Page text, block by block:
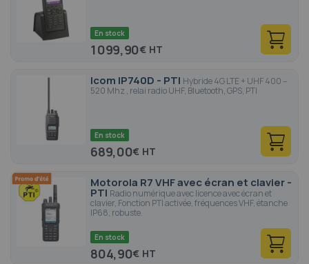
En stock
1 099,90€
Icom IP740D - PTI Hybride 4G LTE + UHF 400 –
520 Mhz , relai radio UHF, Bluetooth, GPS, PTI
En stock
689,00€
Motorola R7 VHF avec écran et clavier -
PTI Radio numérique avec licence avec écran et
clavier, Fonction PTI activée, fréquences VHF, étanche
IP68, robuste.
En stock
804,90€